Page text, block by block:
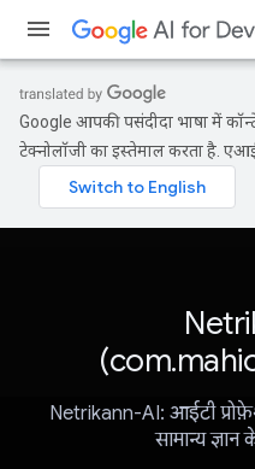
Google आपकी पसंदीदा भाषा में
टेक्नोलॉजी का इस्तेमाल करता है.
Netrikann-AI: आईटी
सामान्य